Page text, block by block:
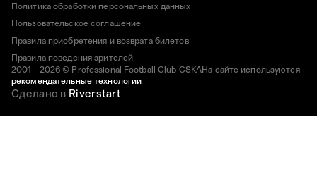
2001—2026 © Professional Football Club CSKAНа сайте используются
рекомендательные технологии
Политика обработки персональных данных
Пользовательское соглашение
Правила приобретения и возврата билетов
Правила поведения зрителей
Сделано в Riverstart